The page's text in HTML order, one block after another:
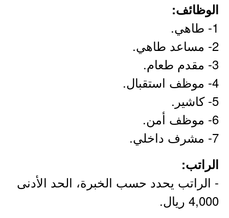
الوظائف:
1- طاهي.
2- مساعد طاهي.
3- مقدم طعام.
4- موظف استقبال.
5- كاشير.
6- موظف أمن.
7- مشرف داخلي.
الراتب:
- الراتب يحدد حسب الخبرة، الحد الأدنى
4,000 ريال.